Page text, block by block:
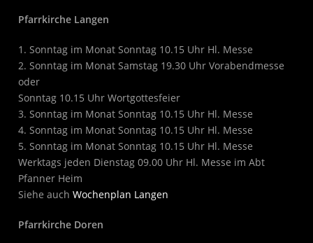
Pfarrkirche Langen
1. Sonntag im Monat Sonntag 10.15 Uhr Hl. Messe
2. Sonntag im Monat Samstag 19.30 Uhr Vorabendmesse
oder
Sonntag 10.15 Uhr Wortgottesfeier
3. Sonntag im Monat Sonntag 10.15 Uhr Hl. Messe
4. Sonntag im Monat Sonntag 10.15 Uhr Hl. Messe
5. Sonntag im Monat Sonntag 10.15 Uhr Hl. Messe
Werktags jeden Dienstag 09.00 Uhr Hl. Messe im Abt
Pfanner Heim
Siehe auchWochenplan Langen
Pfarrkirche Doren